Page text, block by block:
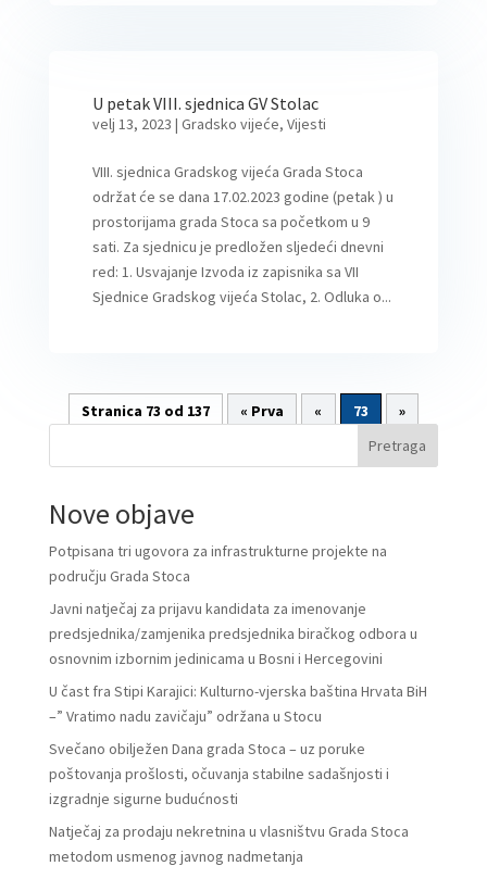
U petak VIII. sjednica GV Stolac
velj 13, 2023 | Gradsko vijeće, Vijesti
VIII. sjednica Gradskog vijeća Grada Stoca
održat će se dana 17.02.2023 godine (petak ) u
prostorijama grada Stoca sa početkom u 9
sati. Za sjednicu je predložen sljedeći dnevni
red: 1. Usvajanje Izvoda iz zapisnika sa VII
Sjednice Gradskog vijeća Stolac, 2. Odluka o...
Stranica 73 od 137 « Prva « 73
»
Pretraga
Nove objave
Potpisana tri ugovora za infrastrukturne projekte na
području Grada Stoca
Javni natječaj za prijavu kandidata za imenovanje
predsjednika/zamjenika predsjednika biračkog odbora u
osnovnim izbornim jedinicama u Bosni i Hercegovini
U čast fra Stipi Karajici: Kulturno-vjerska baština Hrvata BiH
–” Vratimo nadu zavičaju” održana u Stocu
Svečano obilježen Dana grada Stoca – uz poruke
poštovanja prošlosti, očuvanja stabilne sadašnjosti i
izgradnje sigurne budućnosti
Natječaj za prodaju nekretnina u vlasništvu Grada Stoca
metodom usmenog javnog nadmetanja